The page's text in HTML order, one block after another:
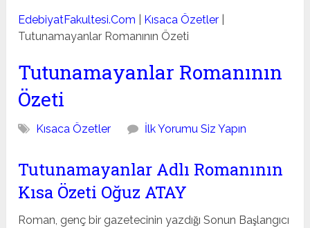
EdebiyatFakultesi.Com Kısaca Özetler
Tutunamayanlar Romanının Özeti
Tutunamayanlar Romanının
Özeti
Kısaca Özetler İlk Yorumu Siz Yapın
Tutunamayanlar Adlı Romanının
Kısa Özeti Oğuz ATAY
Roman, genç bir gazetecinin yazdığı Sonun Başlangıcı